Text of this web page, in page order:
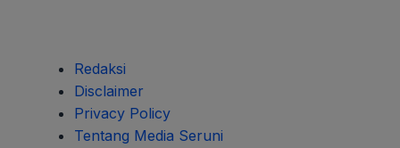
Redaksi
Disclaimer
Privacy Policy
Tentang Media Seruni